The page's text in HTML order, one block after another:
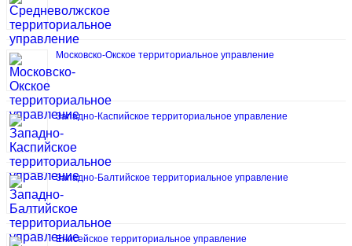
Московско-Окское территориальное управление
Западно-Каспийское территориальное управление
Западно-Балтийское территориальное управление
Енисейское территориальное управление